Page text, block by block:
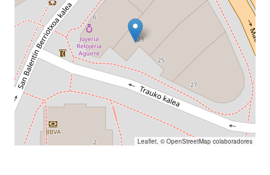
Leaflet, © OpenStreetMap colaboradores